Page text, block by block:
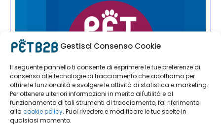
Gestisci Consenso Cookie
Il seguente pannello ti consente di esprimere le tue preferenze di
consenso alle tecnologie di tracciamento che adottiamo per
offrire le funzionalità e svolgere le attività di statistica e marketing.
Per ottenere ulteriori informazioni in merito all'utilità e al
funzionamento di tali strumenti di tracciamento, fai riferimento
alla cookie policy. Puoi rivedere e modificare le tue scelte in
qualsiasi momento.